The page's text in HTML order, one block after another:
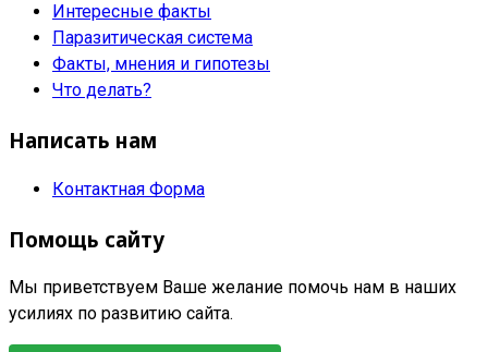
Интересные факты
Паразитическая система
Факты, мнения и гипотезы
Что делать?
Написать нам
Контактная Форма
Помощь сайту
Мы приветствуем Ваше желание помочь нам в наших
усилиях по развитию сайта.